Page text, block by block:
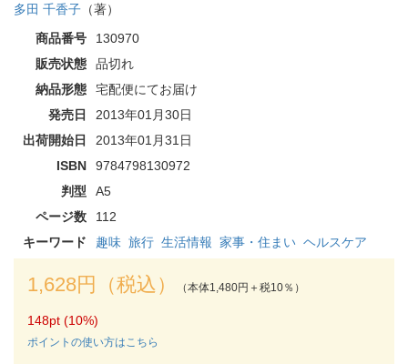
多田 千香子 （著）
商品番号
130970
販売状態
品切れ
納品形態
宅配便にてお届け
発売日
2013年01月30日
出荷開始日
2013年01月31日
ISBN
9784798130972
判型
A5
ページ数
112
キーワード
趣味 旅行 生活情報 家事・住まい ヘルスケア
1,628円（税込） （本体1,480円＋税10％）
148pt (10%)
ポイントの使い方はこちら